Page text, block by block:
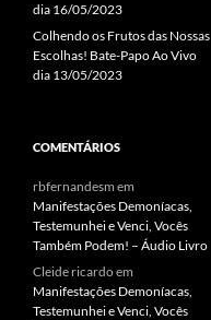
dia 16/05/2023
Colhendo os Frutos das Nossas
Escolhas! Bate-Papo Ao Vivo
dia 13/05/2023
COMENTÁRIOS
rbfernandesm em
Manifestações Demoníacas,
Testemunhei e Venci, Vocês
Também Podem! – Áudio Livro
Cleide ricardoem
Manifestações Demoníacas,
Testemunhei e Venci, Vocês